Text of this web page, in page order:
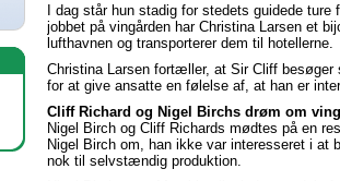
I dag står hun stadig for stedets guidede ture
jobbet på vingården har Christina Larsen et
lufthavnen og transporterer dem til hotellerne.
Christina Larsen fortæller, at Sir Cliff besøger
for at give ansatte en følelse af, at han er
Cliff Richard og Nigel Birchs drøm om
Nigel Birch og Cliff Richards mødtes på en
Nigel Birch om, han ikke var interesseret i at
nok til selvstændig produktion.